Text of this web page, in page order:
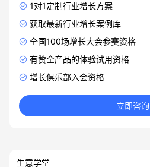
1对1定制行业增长方案
获取最新行业增长案例库
全国100场增长大会参赛资格
有赞全产品的体验试用资格
增长俱乐部入会资格
立即咨询
生意学堂